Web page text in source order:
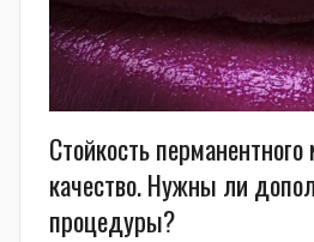
Стойкость
качество. Нужны ли
процедуры?